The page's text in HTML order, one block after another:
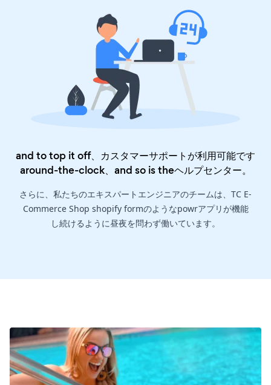
and to top it off、カスタマーサポートが利用可能です
around-the-clock、and so is theヘルプセンター。
さらに、私たちのエキスパートエンジニアのチームは、TC E-
Commerce Shop shopify formのようなpowrアプリが機能
し続けるように昼夜を問わず働いています。